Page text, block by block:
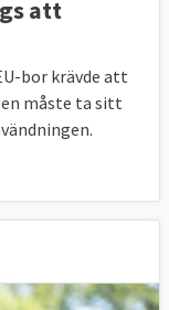
att
bor krävde att
måste ta sitt